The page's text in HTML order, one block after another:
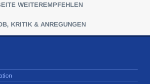
WEITEREMPFEHLEN
KRITIK & ANREGUNGEN